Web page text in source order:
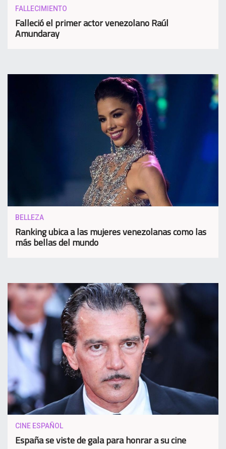
FALLECIMIENTO
Falleció el primer actor venezolano Raúl
Amundaray
BELLEZA
Ranking ubica a las mujeres venezolanas como las
más bellas del mundo
CINE ESPAÑOL
España se viste de gala para honrar a su cine